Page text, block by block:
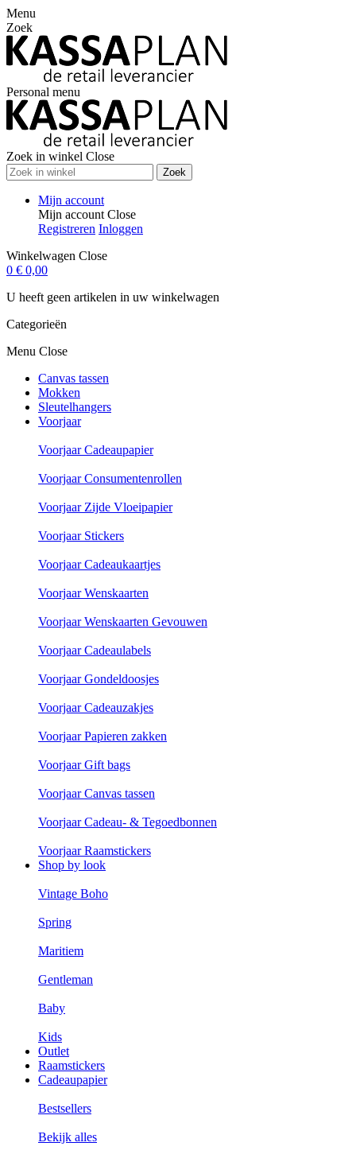
Menu
Zoek
Personal menu
Zoek in winkel Close
Zoek
Mijn account
Mijn account Close
Registreren Inloggen
Winkelwagen Close
0 € 0,00
U heeft geen artikelen in uw winkelwagen
Categorieën
Menu Close
Canvas tassen
Mokken
Sleutelhangers
Voorjaar
Voorjaar Cadeaupapier
Voorjaar Consumentenrollen
Voorjaar Zijde Vloeipapier
Voorjaar Stickers
Voorjaar Cadeaukaartjes
Voorjaar Wenskaarten
Voorjaar Wenskaarten Gevouwen
Voorjaar Cadeaulabels
Voorjaar Gondeldoosjes
Voorjaar Cadeauzakjes
Voorjaar Papieren zakken
Voorjaar Gift bags
Voorjaar Canvas tassen
Voorjaar Cadeau- & Tegoedbonnen
Voorjaar Raamstickers
Shop by look
Vintage Boho
Spring
Maritiem
Gentleman
Baby
Kids
Outlet
Raamstickers
Cadeaupapier
Bestsellers
Bekijk alles